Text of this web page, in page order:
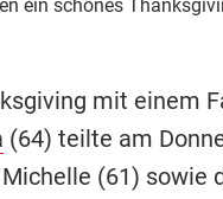
ein schönes
mit einem
(64) teilte am
(61) sowie